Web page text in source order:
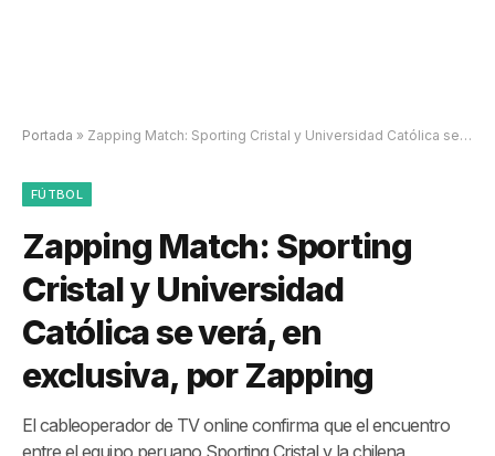
Portada » Zapping Match: Sporting Cristal y Universidad Católica se verá, en exclusiva, por Zapping
FÚTBOL
Zapping Match: Sporting
Cristal y Universidad
Católica se verá, en
exclusiva, por Zapping
El cableoperador de TV online confirma que el encuentro
entre el equipo peruano Sporting Cristal y la chilena